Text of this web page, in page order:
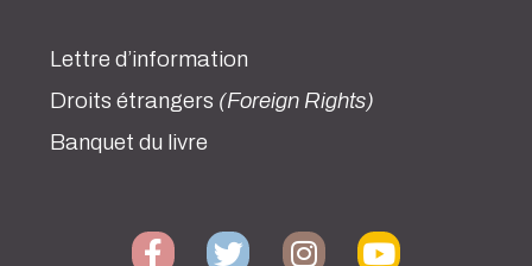
Lettre d’information
Droits étrangers (Foreign Rights)
Banquet du livre